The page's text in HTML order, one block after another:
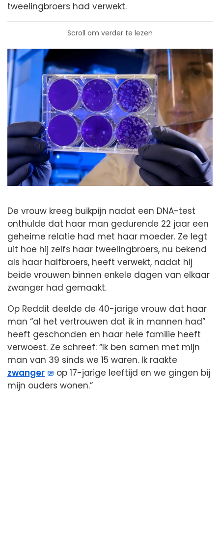
tweelingbroers had verwekt.
Scroll om verder te lezen
De vrouw kreeg buikpijn nadat een DNA-test
onthulde dat haar man gedurende 22 jaar een
geheime relatie had met haar moeder. Ze legt
uit hoe hij zelfs haar tweelingbroers, nu bekend
als haar halfbroers, heeft verwekt, nadat hij
beide vrouwen binnen enkele dagen van elkaar
zwanger had gemaakt.
Op Reddit deelde de 40-jarige vrouw dat haar
man “al het vertrouwen dat ik in mannen had”
heeft geschonden en haar hele familie heeft
verwoest. Ze schreef: “Ik ben samen met mijn
man van 39 sinds we 15 waren. Ik raakte
zwanger
op 17-jarige leeftijd en we gingen bij
mijn ouders wonen.”